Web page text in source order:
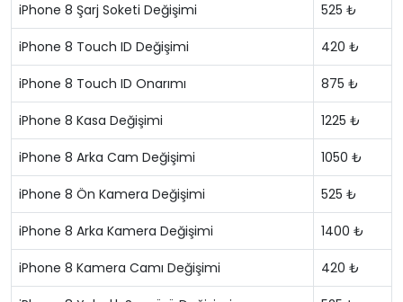
iPhone 8 Şarj Soketi Değişimi 525 ₺
iPhone 8 Touch ID Değişimi 420 ₺
iPhone 8 Touch ID Onarımı 875 ₺
iPhone 8 Kasa Değişimi 1225 ₺
iPhone 8 Arka Cam Değişimi 1050 ₺
iPhone 8 Ön Kamera Değişimi 525 ₺
iPhone 8 Arka Kamera Değişimi 1400 ₺
iPhone 8 Kamera Camı Değişimi 420 ₺